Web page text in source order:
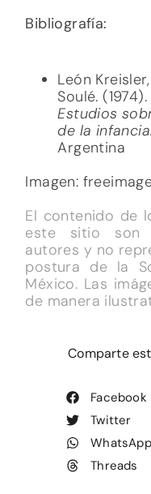
Bibliografía:
León
Soulé. (1974).
Estudios
de la infancia.
Argentina
Imagen:
El contenido de
este sitio son
autores y no
postura de la
México. Las
de manera
Comparte
Facebook
Twitter
WhatsApp
Threads